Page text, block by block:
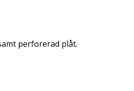
perforerad plåt.